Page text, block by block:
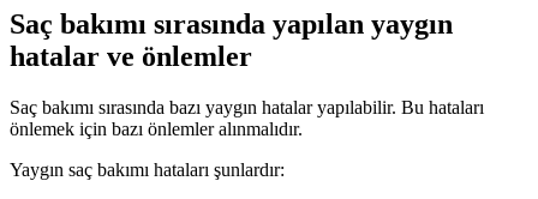
Saç bakımı sırasında yapılan yaygın
hatalar ve önlemler
Saç bakımı sırasında bazı yaygın hatalar yapılabilir. Bu hataları
önlemek için bazı önlemler alınmalıdır.
Yaygın saç bakımı hataları şunlardır: